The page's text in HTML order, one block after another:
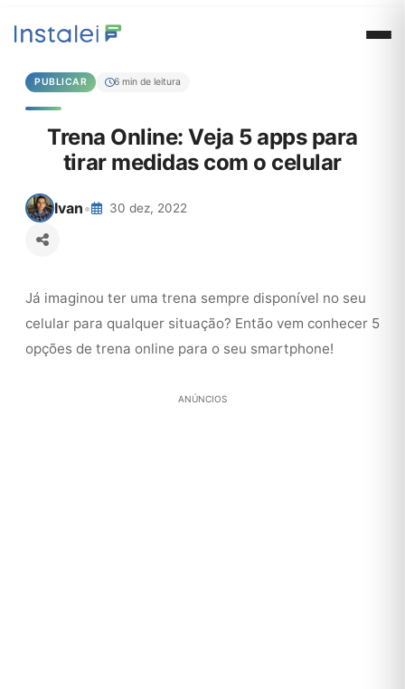
PUBLICAR 6 min de leitura
Trena Online: Veja 5 apps para
tirar medidas com o celular
Ivan• 30 dez, 2022
Já imaginou ter uma trena sempre disponível no seu
celular para qualquer situação? Então vem conhecer 5
opções de trena online para o seu smartphone!
ANÚNCIOS